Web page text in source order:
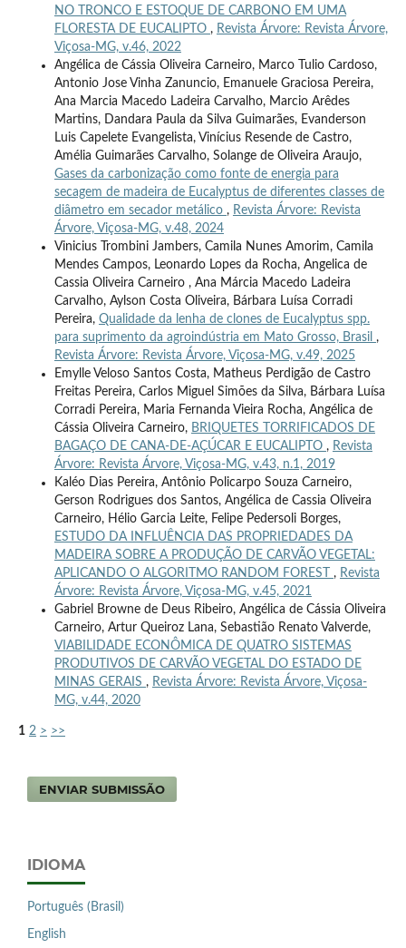
NO TRONCO E ESTOQUE DE CARBONO EM UMA
FLORESTA DE EUCALIPTO , Revista Árvore: Revista Árvore,
Viçosa-MG, v.46, 2022
Angélica de Cássia Oliveira Carneiro, Marco Tulio Cardoso,
Antonio Jose Vinha Zanuncio, Emanuele Graciosa Pereira,
Ana Marcia Macedo Ladeira Carvalho, Marcio Arêdes
Martins, Dandara Paula da Silva Guimarães, Evanderson
Luis Capelete Evangelista, Vinícius Resende de Castro,
Amélia Guimarães Carvalho, Solange de Oliveira Araujo,
Gases da carbonização como fonte de energia para
secagem de madeira de Eucalyptus de diferentes classes de
diâmetro em secador metálico , Revista Árvore: Revista
Árvore, Viçosa-MG, v.48, 2024
Vinicius Trombini Jambers, Camila Nunes Amorim, Camila
Mendes Campos, Leonardo Lopes da Rocha, Angelica de
Cassia Oliveira Carneiro , Ana Márcia Macedo Ladeira
Carvalho, Aylson Costa Oliveira, Bárbara Luísa Corradi
Pereira, Qualidade da lenha de clones de Eucalyptus spp.
para suprimento da agroindústria em Mato Grosso, Brasil ,
Revista Árvore: Revista Árvore, Viçosa-MG, v.49, 2025
Emylle Veloso Santos Costa, Matheus Perdigão de Castro
Freitas Pereira, Carlos Miguel Simões da Silva, Bárbara Luísa
Corradi Pereira, Maria Fernanda Vieira Rocha, Angélica de
Cássia Oliveira Carneiro, BRIQUETES TORRIFICADOS DE
BAGAÇO DE CANA-DE-AÇÚCAR E EUCALIPTO , Revista
Árvore: Revista Árvore, Viçosa-MG, v.43, n.1, 2019
Kaléo Dias Pereira, Antônio Policarpo Souza Carneiro,
Gerson Rodrigues dos Santos, Angélica de Cassia Oliveira
Carneiro, Hélio Garcia Leite, Felipe Pedersoli Borges,
ESTUDO DA INFLUÊNCIA DAS PROPRIEDADES DA
MADEIRA SOBRE A PRODUÇÃO DE CARVÃO VEGETAL:
APLICANDO O ALGORITMO RANDOM FOREST , Revista
Árvore: Revista Árvore, Viçosa-MG, v.45, 2021
Gabriel Browne de Deus Ribeiro, Angélica de Cássia Oliveira
Carneiro, Artur Queiroz Lana, Sebastião Renato Valverde,
VIABILIDADE ECONÔMICA DE QUATRO SISTEMAS
PRODUTIVOS DE CARVÃO VEGETAL DO ESTADO DE
MINAS GERAIS , Revista Árvore: Revista Árvore, Viçosa-
MG, v.44, 2020
1 2 > >>
ENVIAR SUBMISSÃO
IDIOMA
Português (Brasil)
English